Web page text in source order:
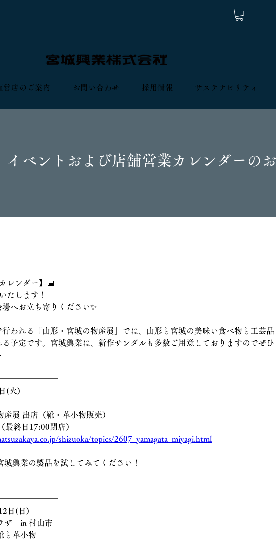
営店のご案内 お問い合わせ 採用情報 サステナビリティ
イベントおよび店舗営業カレンダーのお
レンダー】📅
たします！
へお立ち寄りください✨
行われる「山形・宮城の物産展」では、山形と宮城の美味い食べ物と工芸品
る予定です。宮城興業は、新作サンダルも多数ご用意しておりますのでぜひ
(火)
展 出店（靴・革小物販売）
最終日17:00閉店）
shizuoka/topics/2607_yamagata_miyagi.html
城興業の製品を試してみてください！
日(日)
ザ　in 村山市
と革小物